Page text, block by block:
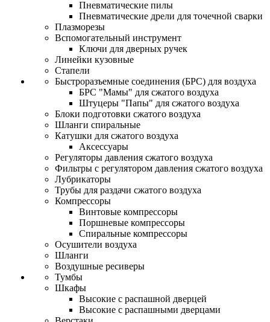
Пневматические пилы
Пневматические дрели для точечной сварки
Плазморезы
Вспомогательный инструмент
Ключи для дверных ручек
Линейки кузовные
Стапели
Быстроразъемные соединения (БРС) для воздуха
БРС "Мамы" для сжатого воздуха
Штуцеры "Папы" для сжатого воздуха
Блоки подготовки сжатого воздуха
Шланги спиральные
Катушки для сжатого воздуха
Аксессуары
Регуляторы давления сжатого воздуха
Фильтры с регулятором давления сжатого воздуха
Лубрикаторы
Трубы для раздачи сжатого воздуха
Компрессоры
Винтовые компрессоры
Поршневые компрессоры
Спиральные компрессоры
Осушители воздуха
Шланги
Воздушные ресиверы
Тумбы
Шкафы
Высокие с распашной дверцей
Высокие с распашными дверцами